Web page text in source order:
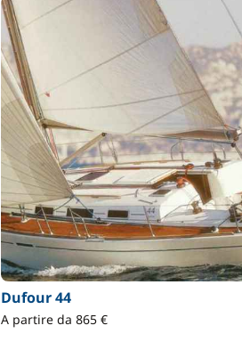
Dufour 44
A partire da 865 €